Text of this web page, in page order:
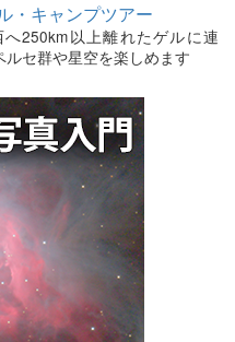
・キャンプツアー
250km以上離れたゲルに連
セ群や星空を楽しめます